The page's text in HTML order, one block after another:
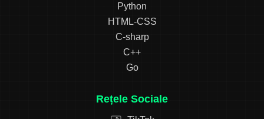
Python
HTML-CSS
C-sharp
C++
Go
Rețele Sociale